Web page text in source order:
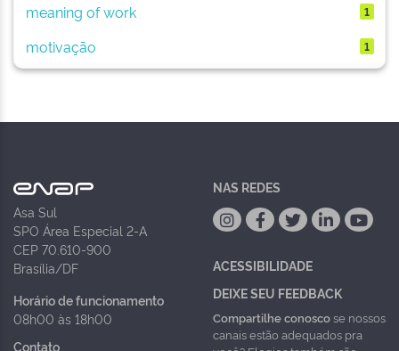
meaning of work 1
motivação 1
Asa Sul
SPO Área Especial 2-A
CEP 70.610-900
Brasília/DF
Horário de funcionamento
08h00 às 18h00
Contato
NAS REDES
ACESSIBILIDADE
DEIXE SEU FEEDBACK
Compartilhe conoscose nossos
canais estão adequados pra